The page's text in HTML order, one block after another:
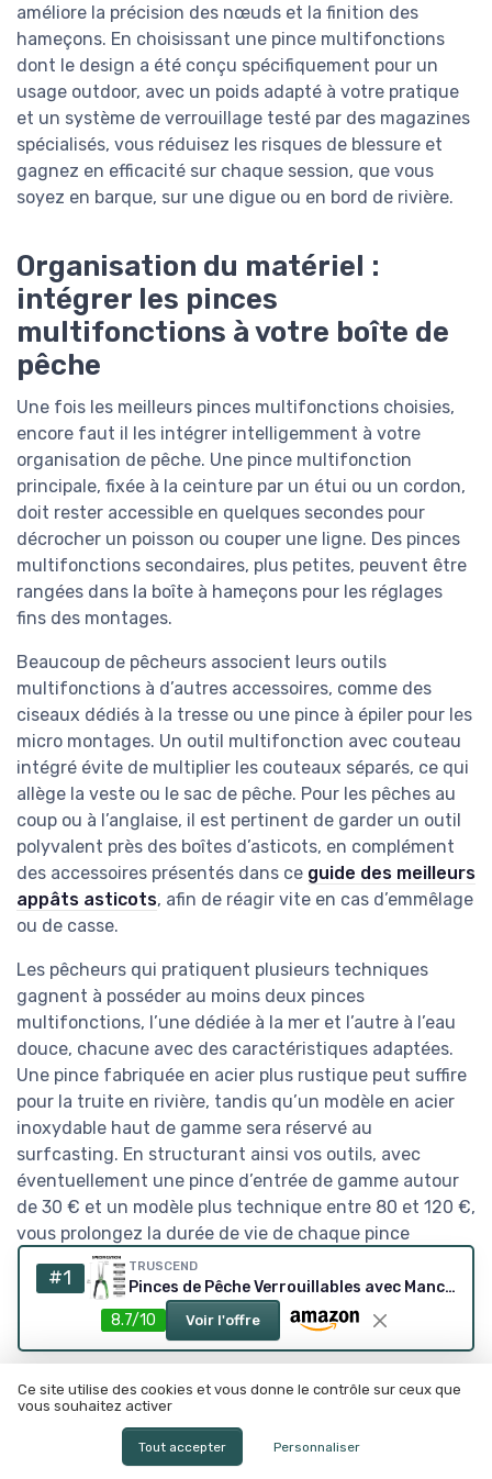
améliore la précision des nœuds et la finition des
hameçons. En choisissant une pince multifonctions
dont le design a été conçu spécifiquement pour un
usage outdoor, avec un poids adapté à votre pratique
et un système de verrouillage testé par des magazines
spécialisés, vous réduisez les risques de blessure et
gagnez en efficacité sur chaque session, que vous
soyez en barque, sur une digue ou en bord de rivière.
Organisation du matériel :
intégrer les pinces
multifonctions à votre boîte de
pêche
Une fois les meilleurs pinces multifonctions choisies,
encore faut il les intégrer intelligemment à votre
organisation de pêche. Une pince multifonction
principale, fixée à la ceinture par un étui ou un cordon,
doit rester accessible en quelques secondes pour
décrocher un poisson ou couper une ligne. Des pinces
multifonctions secondaires, plus petites, peuvent être
rangées dans la boîte à hameçons pour les réglages
fins des montages.
Beaucoup de pêcheurs associent leurs outils
multifonctions à d’autres accessoires, comme des
ciseaux dédiés à la tresse ou une pince à épiler pour les
micro montages. Un outil multifonction avec couteau
intégré évite de multiplier les couteaux séparés, ce qui
allège la veste ou le sac de pêche. Pour les pêches au
coup ou à l’anglaise, il est pertinent de garder un outil
polyvalent près des boîtes d’asticots, en complément
des accessoires présentés dans ce guide des meilleurs
appâts asticots, afin de réagir vite en cas d’emmêlage
ou de casse.
Les pêcheurs qui pratiquent plusieurs techniques
gagnent à posséder au moins deux pinces
multifonctions, l’une dédiée à la mer et l’autre à l’eau
douce, chacune avec des caractéristiques adaptées.
Une pince fabriquée en acier plus rustique peut suffire
pour la truite en rivière, tandis qu’un modèle en acier
inoxydable haut de gamme sera réservé au
surfcasting. En structurant ainsi vos outils, avec
éventuellement une pince d’entrée de gamme autour
de 30 € et un modèle plus technique entre 80 et 120 €,
vous prolongez la durée de vie de chaque pince
multifonction et vous gardez toujours l’outil adéquat à
portée de main pour vos hameçons et montages, sans
multiplier inutilement le matériel.
Chiffres clés sur les pinces
multifonctions et la pêche
Les fabricants d’outils multifonctions
#1 TRUSCEND
Pinces de Pêche Verrouillables avec Manche Ergonomique Innovant, Outil de Peche Résistant à l'eau salée revêtu de téflon, équipement de pêche Multifonction avec coupeur Mo-V, Cadeau de pêche E1-aluminium Vert
8.7/10
Voir l'offre
Ce site utilise des cookies et vous donne le contrôle sur ceux que
vous souhaitez activer
Tout accepter Personnaliser